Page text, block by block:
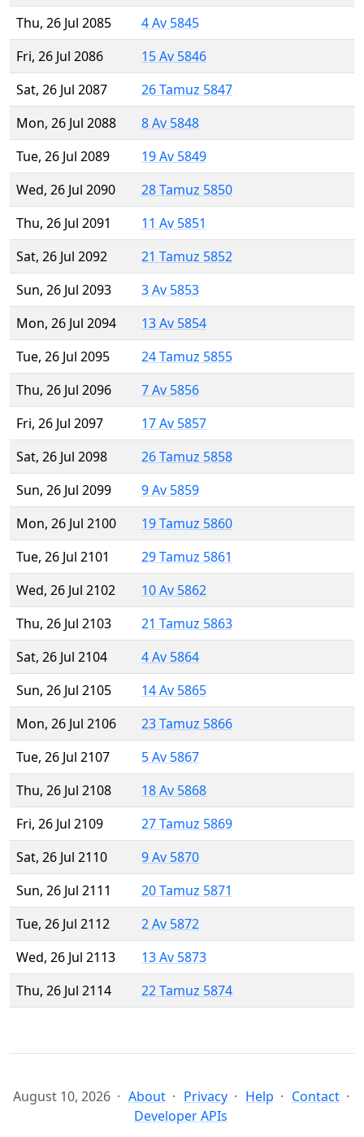
Thu, 26 Jul 2085
4 Av 5845
Fri, 26 Jul 2086
15 Av 5846
Sat, 26 Jul 2087
26 Tamuz 5847
Mon, 26 Jul 2088
8 Av 5848
Tue, 26 Jul 2089
19 Av 5849
Wed, 26 Jul 2090
28 Tamuz 5850
Thu, 26 Jul 2091
11 Av 5851
Sat, 26 Jul 2092
21 Tamuz 5852
Sun, 26 Jul 2093
3 Av 5853
Mon, 26 Jul 2094
13 Av 5854
Tue, 26 Jul 2095
24 Tamuz 5855
Thu, 26 Jul 2096
7 Av 5856
Fri, 26 Jul 2097
17 Av 5857
Sat, 26 Jul 2098
26 Tamuz 5858
Sun, 26 Jul 2099
9 Av 5859
Mon, 26 Jul 2100
19 Tamuz 5860
Tue, 26 Jul 2101
29 Tamuz 5861
Wed, 26 Jul 2102
10 Av 5862
Thu, 26 Jul 2103
21 Tamuz 5863
Sat, 26 Jul 2104
4 Av 5864
Sun, 26 Jul 2105
14 Av 5865
Mon, 26 Jul 2106
23 Tamuz 5866
Tue, 26 Jul 2107
5 Av 5867
Thu, 26 Jul 2108
18 Av 5868
Fri, 26 Jul 2109
27 Tamuz 5869
Sat, 26 Jul 2110
9 Av 5870
Sun, 26 Jul 2111
20 Tamuz 5871
Tue, 26 Jul 2112
2 Av 5872
Wed, 26 Jul 2113
13 Av 5873
Thu, 26 Jul 2114
22 Tamuz 5874
August 10, 2026 About Privacy Help
Contact
Developer APIs